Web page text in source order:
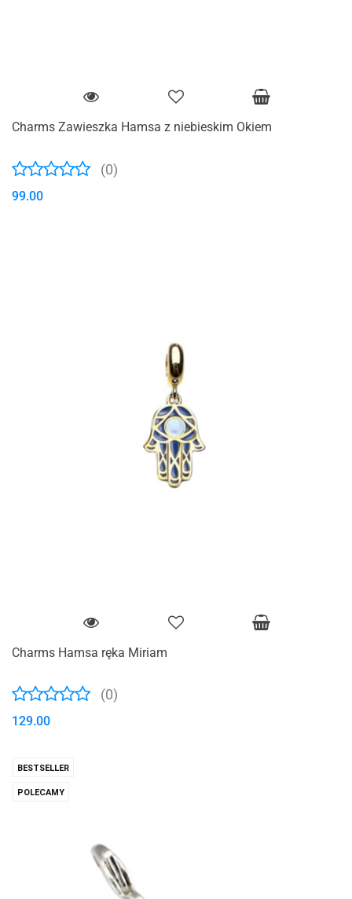
Charms Zawieszka Hamsa z niebieskim Okiem
(0)
99.00
Charms Hamsa ręka Miriam
(0)
129.00
BESTSELLER
POLECAMY